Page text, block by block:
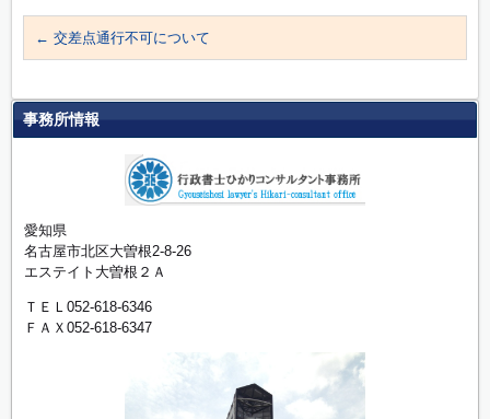
← 交差点通行不可について
事務所情報
愛知県
名古屋市北区大曽根2-8-26
エステイト大曽根２Ａ
ＴＥＬ052-618-6346
ＦＡＸ052-618-6347